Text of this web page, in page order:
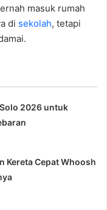
masuk rumah
di sekolah, tetapi
2026 untuk
Kereta Cepat Whoosh